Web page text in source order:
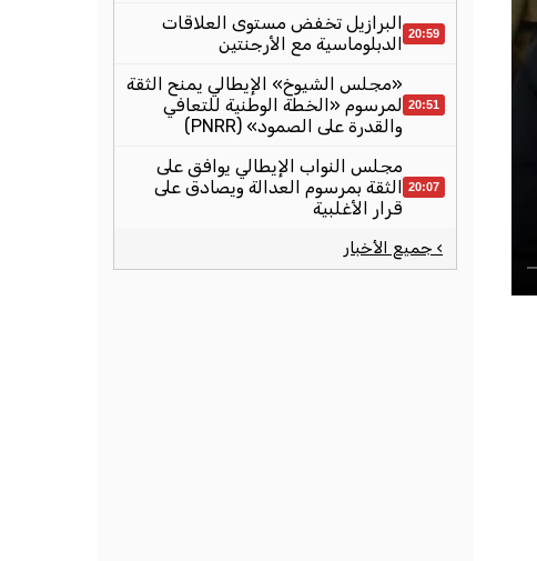
20:59 البرازيل تخفض مستوى العلاقات
الدبلوماسية مع الأرجنتين
20:51
«مجلس الشيوخ» الإيطالي يمنح الثقة
لمرسوم «الخطة الوطنية للتعافي
والقدرة على الصمود» (PNRR)
20:07
مجلس النواب الإيطالي يوافق على
الثقة بمرسوم العدالة ويصادق على
قرار الأغلبية
› جميع الأخبار